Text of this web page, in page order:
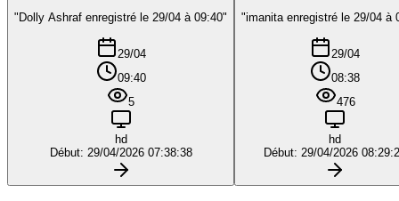
"Dolly Ashraf enregistré le 29/04 à 09:40"
29/04
09:40
5
hd
Début: 29/04/2026 07:38:38
"imanita enregistré le 29/04 à
29/04
08:38
476
hd
Début: 29/04/2026